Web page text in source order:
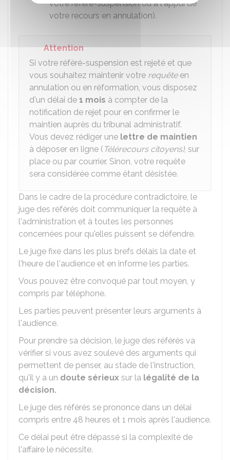
votre référé-suspension ou à l'appui de
votre recours en annulation).
Attention
Si votre référé-suspension est rejeté et que
vous souhaitez maintenir votre requêteen
annulation ou en réformation, vous disposez
d'un délai de 1 mois à compter de la
notification de rejet pour en confirmer le
maintien auprès du tribunal administratif.
Vous devez rédiger une lettre de maintien
à déposer en ligne ( Télérecours citoyens), sur
place ou par courrier. Sinon, votre requête
sera considérée comme étant désistée.
Dans le cadre de la procédure contradictoire, le
juge des référés doit communiquer la requête à
l'administration et à toutes les personnes
concernées pour qu'elles puissent se défendre.
Le juge fixe dans les plus brefs délais la date et
l'heure de l'audience et en informe les parties.
Vous pouvez être convoqué par tout moyen, y
compris par téléphone.
Les parties peuvent présenter leurs arguments à
l'audience.
Pour prendre sa décision, le juge des référés va
vérifier si vous avez soulevé des arguments qui
permettent de penser, au stade de l'instruction,
qu'il y a un doute sérieux sur la légalité de la
décision.
Le juge des référés se prononce dans un délai
compris entre 48 heures et 1 mois après l'audience.
Ce délai peut être dépassé si la complexité de
l'affaire le nécessite.